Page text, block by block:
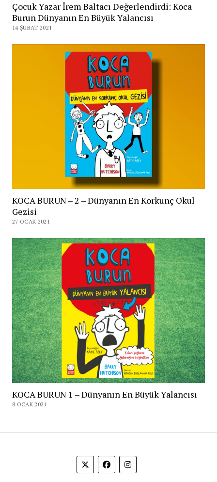
Çocuk Yazar İrem Baltacı Değerlendirdi: Koca
Burun Dünyanın En Büyük Yalancısı
14 ŞUBAT 2021
KOCA BURUN – 2 – Dünyanın En Korkunç Okul
Gezisi
27 OCAK 2021
KOCA BURUN 1 – Dünyanın En Büyük Yalancısı
8 OCAK 2021